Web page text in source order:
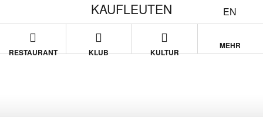
EN
KAUFLEUTEN
RESTAURANT KLUB KULTUR
MEHR